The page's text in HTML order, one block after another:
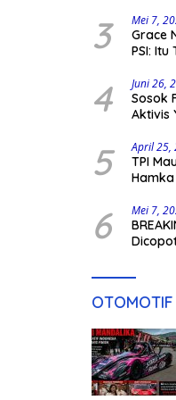
3 Mei 7,
Grace
PSI:
4 Juni 26,
Sosok
Aktivis
pada
5 April 25,
TPI
Hamka
6 Mei 7,
OTOMOTIF